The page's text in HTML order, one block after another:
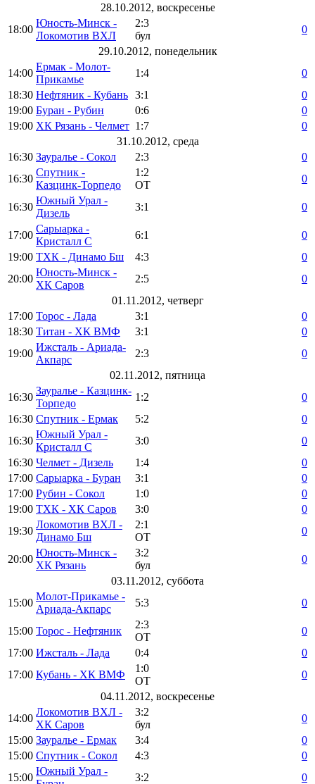
28.10.2012, воскресенье
18:00
Юность-Минск -
Локомотив ВХЛ
2:3
бул
0
29.10.2012, понедельник
14:00
Ермак - Молот-
Прикамье
1:4
0
18:30 Нефтяник - Кубань 3:1
0
19:00 Буран - Рубин 0:6
0
19:00 ХК Рязань - Челмет 1:7
0
31.10.2012, среда
16:30 Зауралье - Сокол 2:3
0
16:30
Спутник -
Казцинк-Торпедо
1:2
ОТ
0
16:30
Южный Урал -
Дизель
3:1 0
17:00
Сарыарка -
Кристалл С
6:1
0
19:00 ТХК - Динамо Бш 4:3
0
20:00
Юность-Минск -
ХК Саров
2:5
0
01.11.2012, четверг
17:00 Торос - Лада 3:1
0
18:30 Титан - ХК ВМФ 3:1
0
19:00
Ижсталь - Ариада-
Акпарс
2:3
0
02.11.2012, пятница
16:30
Зауралье - Казцинк-
Торпедо
1:2
0
16:30 Спутник - Ермак 5:2
0
16:30
Южный Урал -
Кристалл С
3:0
0
16:30 Челмет - Дизель 1:4
0
17:00 Сарыарка - Буран 3:1
0
17:00 Рубин - Сокол 1:0
0
19:00 ТХК - ХК Саров 3:0
0
19:30
Локомотив ВХЛ -
Динамо Бш
2:1
ОТ
0
20:00
Юность-Минск -
ХК Рязань
3:2
бул
0
03.11.2012, суббота
15:00
Молот-Прикамье -
Ариада-Акпарс
5:3 0
15:00 Торос - Нефтяник
2:3
ОТ
0
17:00 Ижсталь - Лада 0:4
0
17:00 Кубань - ХК ВМФ
1:0
ОТ
0
04.11.2012, воскресенье
14:00
Локомотив ВХЛ -
ХК Саров
3:2
бул
0
15:00 Зауралье - Ермак 3:4
0
15:00 Спутник - Сокол 4:3
0
15:00
Южный Урал -
3:2 0